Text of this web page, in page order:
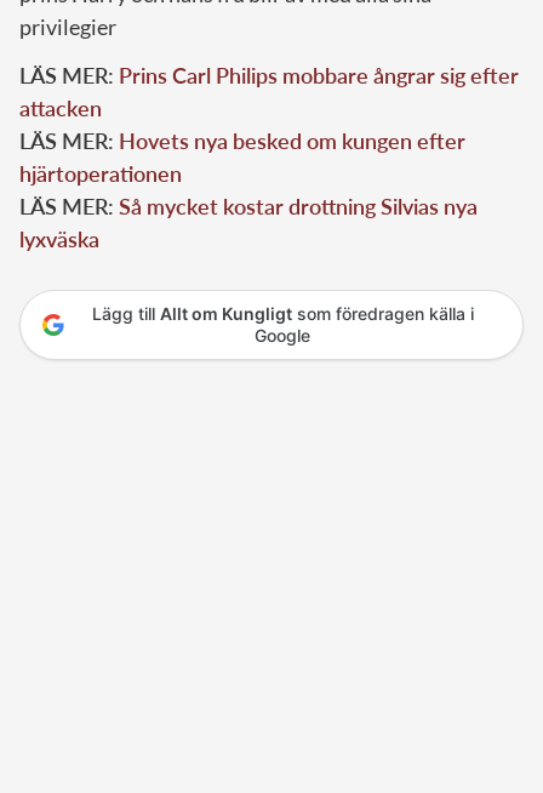
privilegier
LÄS MER: Prins Carl Philips mobbare ångrar sig efter
attacken
LÄS MER: Hovets nya besked om kungen efter
hjärtoperationen
LÄS MER: Så mycket kostar drottning Silvias nya
lyxväska
Lägg till Allt om Kungligtsom föredragen källa i
Google